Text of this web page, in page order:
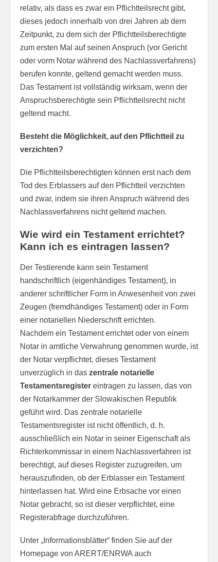
relativ, als dass es zwar ein Pflichtteilsrecht gibt,
dieses jedoch innerhalb von drei Jahren ab dem
Zeitpunkt, zu dem sich der Pflichtteilsberechtigte
zum ersten Mal auf seinen Anspruch (vor Gericht
oder vorm Notar während des Nachlassverfahrens)
berufen konnte, geltend gemacht werden muss.
Das Testament ist vollständig wirksam, wenn der
Anspruchsberechtigte sein Pflichtteilsrecht nicht
geltend macht.
Besteht die Möglichkeit, auf den Pflichtteil zu
verzichten?
Die Pflichtteilsberechtigten können erst nach dem
Tod des Erblassers auf den Pflichtteil verzichten
und zwar, indem sie ihren Anspruch während des
Nachlassverfahrens nicht geltend machen.
Wie wird ein Testament errichtet?
Kann ich es eintragen lassen?
Der Testierende kann sein Testament
handschriftlich (eigenhändiges Testament), in
anderer schriftlicher Form in Anwesenheit von zwei
Zeugen (fremdhändiges Testament) oder in Form
einer notariellen Niederschrift errichten.
Nachdem ein Testament errichtet oder von einem
Notar in amtliche Verwahrung genommen wurde, ist
der Notar verpflichtet, dieses Testament
unverzüglich in das zentrale notarielle
Testamentsregister eintragen zu lassen, das von
der Notarkammer der Slowakischen Republik
geführt wird. Das zentrale notarielle
Testamentsregister ist nicht öffentlich, d. h.
ausschließlich ein Notar in seiner Eigenschaft als
Richterkommissar in einem Nachlassverfahren ist
berechtigt, auf dieses Register zuzugreifen, um
herauszufinden, ob der Erblasser ein Testament
hinterlassen hat. Wird eine Erbsache vor einen
Notar gebracht, so ist dieser verpflichtet, eine
Registerabfrage durchzuführen.
Unter „Informationsblätter“ finden Sie auf der
Homepage von ARERT/ENRWA auch